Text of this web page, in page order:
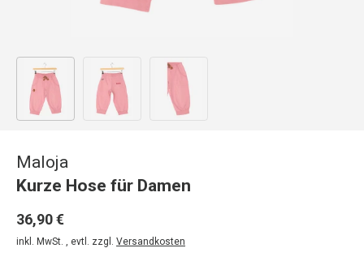
Bild 1 in Galerieansicht laden
Maloja
Kurze Hose für Damen
36,90 €
inkl. MwSt. , evtl. zzgl. Versandkosten